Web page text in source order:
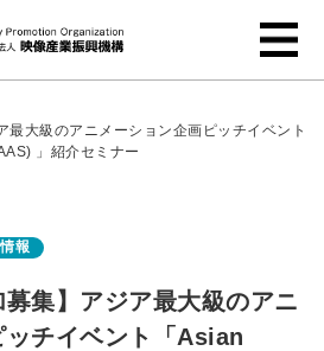
最大級のアニメーション企画ピッチイベント
」紹介セミナー
報
募集】アジア最大級のアニ
ッチイベント「Asian